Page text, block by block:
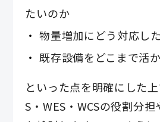
たいのか
物量増加にどう対応し
既存設備をどこまで活
といった点を明確にした
S・WES・WCSの役割分